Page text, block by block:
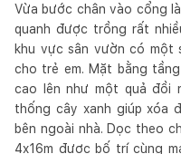
Vừa bước chân vào cổng
quanh được trồng rất
khu vực sân vườn có một
cho trẻ em. Mặt bằng
cao lên như một quả đồi
thống cây xanh giúp xóa
bên ngoài nhà. Dọc theo
4x16m được bố trí cùng